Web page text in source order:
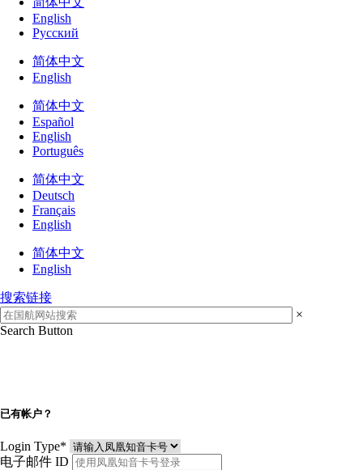
English
Русский
简体中文
English
简体中文
Español
English
Português
简体中文
Deutsch
Français
English
简体中文
English
搜索链接
×
Search Button
已有帐户？
Login Type*
电子邮件 ID